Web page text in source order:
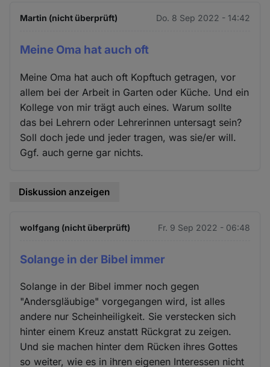
Martin (nicht überprüft) Do. 8 Sep 2022 - 14:42
Meine Oma hat auch oft
Meine Oma hat auch oft Kopftuch getragen, vor
allem bei der Arbeit in Garten oder Küche. Und ein
Kollege von mir trägt auch eines. Warum sollte
das bei Lehrern oder Lehrerinnen untersagt sein?
Soll doch jede und jeder tragen, was sie/er will.
Ggf. auch gerne gar nichts.
Diskussion anzeigen
wolfgang (nicht überprüft) Fr. 9 Sep 2022 - 06:48
Solange in der Bibel immer
Solange in der Bibel immer noch gegen
"Andersgläubige" vorgegangen wird, ist alles
andere nur Scheinheiligkeit. Sie verstecken sich
hinter einem Kreuz anstatt Rückgrat zu zeigen.
Und sie machen hinter dem Rücken ihres Gottes
so weiter, wie es in ihren eigenen Interessen nicht